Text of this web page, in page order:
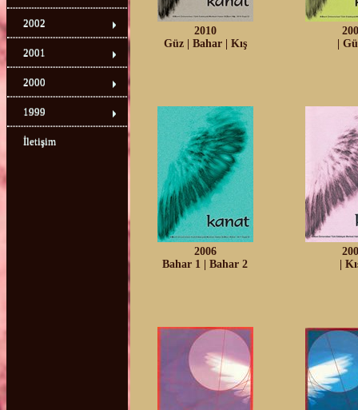
2002
2001
2000
1999
İletişim
2010
Güz| Bahar| Kış
2006
Bahar 1
Bahar 2